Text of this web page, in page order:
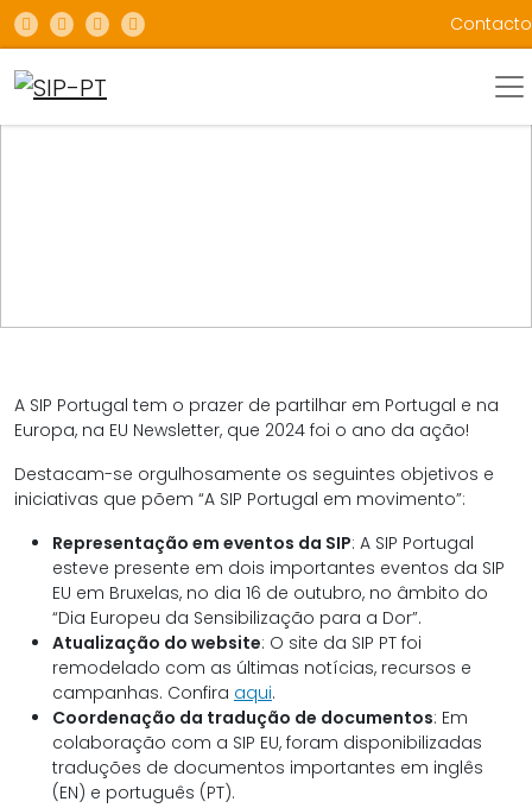
A SIP Portugal tem o prazer de partilhar em Portugal e na
Europa, na EU Newsletter, que 2024 foi o ano da ação!
Destacam-se orgulhosamente os seguintes objetivos e
iniciativas que põem “A SIP Portugal em movimento”:
Representação em eventos da SIP: A SIP Portugal
esteve presente em dois importantes eventos da SIP
EU em Bruxelas, no dia 16 de outubro, no âmbito do
“Dia Europeu da Sensibilização para a Dor”.
Atualização do website: O site da SIP PT foi
remodelado com as últimas notícias, recursos e
campanhas. Confira aqui.
Coordenação da tradução de documentos: Em
colaboração com a SIP EU, foram disponibilizadas
traduções de documentos importantes em inglês
(EN) e português (PT).